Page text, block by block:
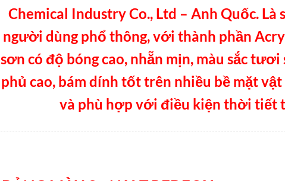
Chemical Industry Co., Ltd – Anh Quốc. Là
người dùng phổ thông, với thành phần
sơn có độ bóng cao, nhẵn mịn, màu sắc tươi
phủ cao, bám dính tốt trên nhiều bề mặt
và phù hợp với điều kiện thời tiết